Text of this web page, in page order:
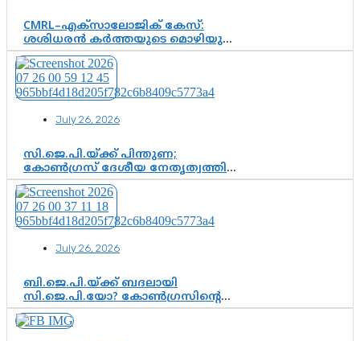
CMRL–എക്‌സാലോജിക് കേസ്:
ശശിധരൻ കർത്തയുടെ മൊഴിയുടെ
അടിസ്ഥാനത്തിൽ പിണറായി
വിജയനെ ചോദ്യം ചെയ്യുന്നതിൽ ഉടൻ
തീരുമാനം; വീണയ്‌ക്കെതിരെ
കൂടുതൽ തെളിവുകൾ പരിശോധിച്ച്
July 26, 2026
സി.ജെ.പി.യ്ക്ക് പിന്തുണ;
കോൺഗ്രസ് ദേശീയ നേതൃത്വത്തിൽ
ആശങ്കയോ? പാർട്ടിക്കുള്ളിൽ
ഭിന്നാഭിപ്രായമെന്ന വിലയിരുത്തൽ
July 26, 2026
ബി.ജെ.പി.യ്ക്ക് ബദലായി
സി.ജെ.പി.യോ? കോൺഗ്രസിന്റെ
രാഷ്ട്രീയ ഇടം കൈവശപ്പെടുത്താൻ
സിജെപി ഉയർന്നുകഴിഞ്ഞോ?